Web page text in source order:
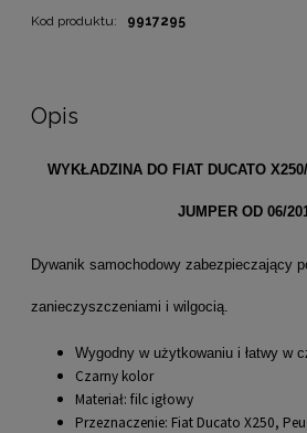
Kod produktu: 9917295
Opis
WYKŁADZINA DO FIAT DUCATO
JUMPER OD 06/
Dywanik samochodowy zabezpieczający
zanieczyszczeniami i wilgocią.
Wygodny w użytkowaniu i łatwy w
Czarny kolor
Materiał: filc igłowy
Przeznaczenie: Fiat Ducato X250,